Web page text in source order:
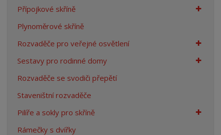
Přípojkové skříně
Plynoměrové skříně
Rozvaděče pro veřejné osvětlení
Sestavy pro rodinné domy
Rozvaděče se svodiči přepětí
Staveništní rozvaděče
Pilíře a sokly pro skříně
Rámečky s dvířky